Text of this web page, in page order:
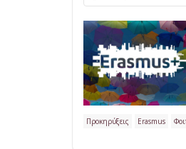
Προκηρύξεις Erasmus